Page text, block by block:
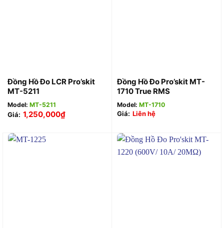
Đồng Hồ Đo LCR Pro’skit
MT-5211
Model: MT-5211
Giá: 1,250,000₫
Đồng Hồ Đo Pro’skit MT-
1710 True RMS
Model: MT-1710
Giá: Liên hệ